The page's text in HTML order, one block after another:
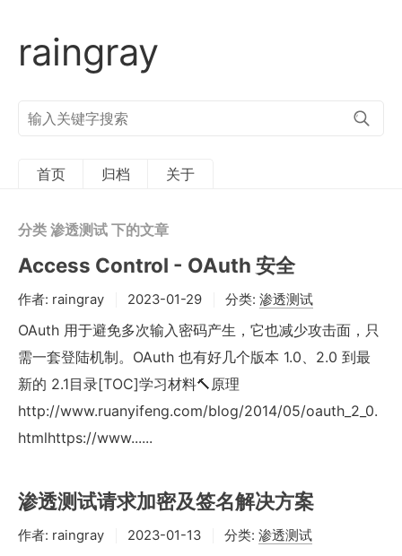
raingray
搜
索
首页 归档 关于
分类 渗透测试 下的文章
Access Control - OAuth 安全
作者: raingray 2023-01-29 分类: 渗透测试
OAuth 用于避免多次输入密码产生，它也减少攻击面，只
需一套登陆机制。OAuth 也有好几个版本 1.0、2.0 到最
新的 2.1目录[TOC]学习材料🔨原理
http://www.ruanyifeng.com/blog/2014/05/oauth_2_0.
htmlhttps://www......
渗透测试请求加密及签名解决方案
作者: raingray 2023-01-13 分类: 渗透测试